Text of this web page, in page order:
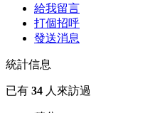
給我留言
打個招呼
發送消息
統計信息
已有 34 人來訪過